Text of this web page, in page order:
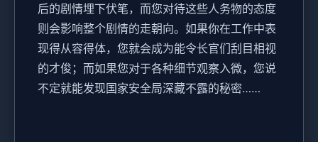
后的剧情埋下伏笔，而您对待这些人务物的态度
则会影响整个剧情的走朝向。如果你在工作中表
现得从容得体，您就会成为能令长官们刮目相视
的才俊；而如果您对于各种细节观察入微，您说
不定就能发现国家安全局深藏不露的秘密……